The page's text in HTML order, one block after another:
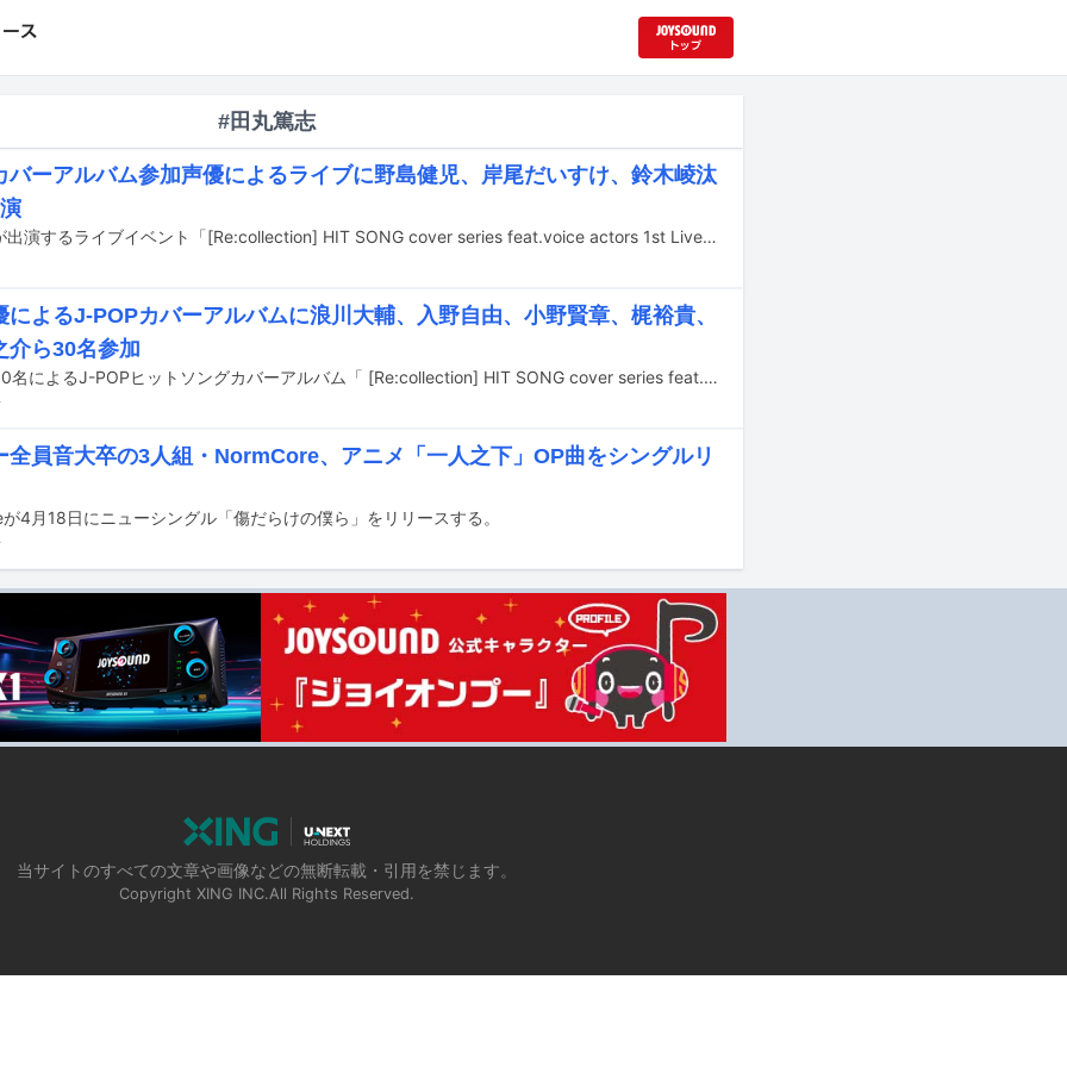
#田丸篤志
バーアルバム参加声優によるライブに野島健児、岸尾だいすけ、鈴木崚汰
男性声優が出演するライブイベント「[Re:collection] HIT SONG cover series feat.voice actors 1st Live」が2023年1月22日に埼玉・サンシティホールで開催される。
によるJ-POPカバーアルバムに浪川大輔、入野自由、小野賢章、梶裕貴、
介ら30名参加
男性声優30名によるJ-POPヒットソングカバーアルバム「 [Re:collection] HIT SONG cover series feat.voice actors」が7月27日に3枚同時リリースされる。
全員音大卒の3人組・NormCore、アニメ「一人之下」OP曲をシングルリ
4月18日にニューシングル「傷だらけの僕ら」をリリースする。
当サイトのすべての文章や画像などの無断転載・引用を禁じます。
Copyright XING INC.All Rights Reserved.